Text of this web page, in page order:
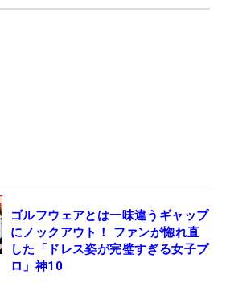
ゴルフウェアとは一味違うギャップ
にノックアウト！ ファンが惚れ直
した「ドレス姿が完璧すぎる女子プ
ロ」神10